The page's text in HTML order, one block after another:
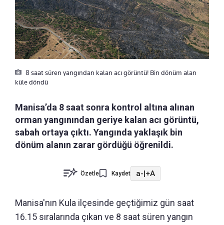
8 saat süren yangından kalan acı görüntü! Bin dönüm alan
küle döndü
Manisa’da 8 saat sonra kontrol altına alınan
orman yangınından geriye kalan acı görüntü,
sabah ortaya çıktı. Yangında yaklaşık bin
dönüm alanın zarar gördüğü öğrenildi.
Özetle Kaydet a-|+A
Manisa'nın Kula ilçesinde geçtiğimiz gün saat
16.15 sıralarında çıkan ve 8 saat süren yangın